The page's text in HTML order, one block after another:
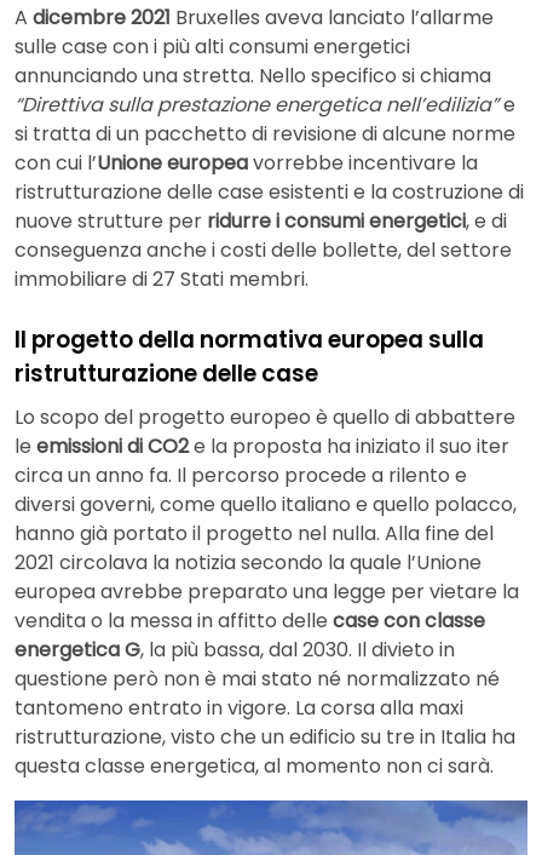
A dicembre 2021 Bruxelles aveva lanciato l’allarme
sulle case con i più alti consumi energetici
annunciando una stretta. Nello specifico si chiama
“Direttiva sulla prestazione energetica nell’edilizia”e
si tratta di un pacchetto di revisione di alcune norme
con cui l’Unione europeavorrebbe incentivare la
ristrutturazione delle case esistenti e la costruzione di
nuove strutture per ridurre i consumi energetici, e di
conseguenza anche i costi delle bollette, del settore
immobiliare di 27 Stati membri.
Il progetto della normativa europea sulla
ristrutturazione delle case
Lo scopo del progetto europeo è quello di abbattere
le emissioni di CO2e la proposta ha iniziato il suo iter
circa un anno fa. Il percorso procede a rilento e
diversi governi, come quello italiano e quello polacco,
hanno già portato il progetto nel nulla. Alla fine del
2021 circolava la notizia secondo la quale l’Unione
europea avrebbe preparato una legge per vietare la
vendita o la messa in affitto delle case con classe
energetica G, la più bassa, dal 2030. Il divieto in
questione però non è mai stato né normalizzato né
tantomeno entrato in vigore. La corsa alla maxi
ristrutturazione, visto che un edificio su tre in Italia ha
questa classe energetica, al momento non ci sarà.